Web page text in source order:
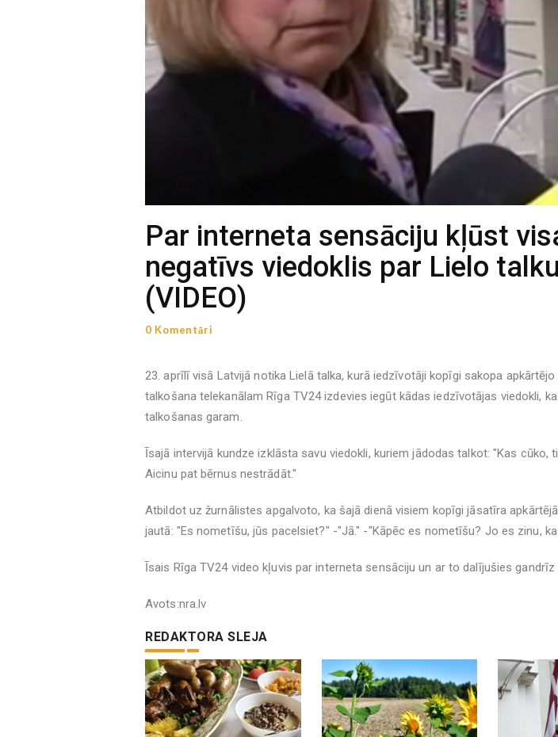
Par interneta sensāciju kļūst
negatīvs viedoklis par Lielo talku
(VIDEO)
0 Komentāri
23. aprīlī visā Latvijā notika Lielā talka, kurā iedzīvotāji kopīgi sakopa apkārtējo
talkošana telekanālam Rīga TV24 izdevies iegūt kādas iedzīvotājas viedokli,
talkošanas garam.
Īsajā intervijā kundze izklāsta savu viedokli, kuriem jādodas talkot: "Kas cūko,
Aicinu pat bērnus nestrādāt."
Atbildot uz žurnālistes apgalvoto, ka šajā dienā visiem kopīgi jāsatīra
jautā: "Es nometīšu, jūs pacelsiet?" -"Jā." -"Kāpēc es nometīšu? Jo es zinu,
Īsais Rīga TV24 video kļuvis par interneta sensāciju un ar to dalījušies gandrīz
Avots:nra.lv
REDAKTORA SLEJA